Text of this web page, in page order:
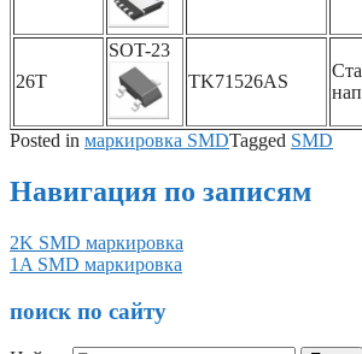
26T
SOT-23
TK71526AS
Posted in маркировка SMDTagged SMD
Навигация по записям
2K SMD маркировка
1A SMD маркировка
поиск по сайту